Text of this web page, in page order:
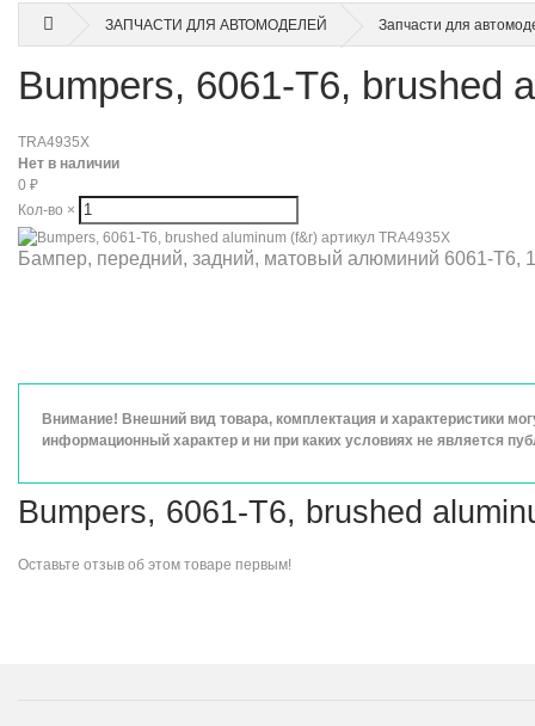
ЗАПЧАСТИ ДЛЯ АВТОМОДЕЛЕЙ Запчасти для
Bumpers, 6061-T6, brushed
TRA4935X
Нет в наличии
0 ₽
Кол-во ×
Бампер, передний, задний, матовый алюминий 6061-Т6,
Внимание! Внешний вид товара, комплектация и характеристики
информационный характер и ни при каких условиях не является
Bumpers, 6061-T6, brushed
Оставьте отзыв об этом товаре первым!